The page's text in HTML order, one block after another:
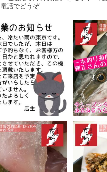
電話でどうぞ